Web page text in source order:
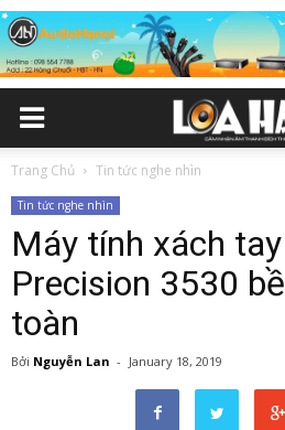
Trang Chủ Tin tức nghe nhìn
Tin tức nghe nhìn
Máy tính xách
Precision 3530
toàn
Bởi Nguyễn Lan - January 18, 2019